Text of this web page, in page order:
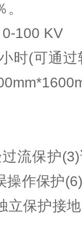
100 KV
时(可通
流保护
操作保护
立保护接